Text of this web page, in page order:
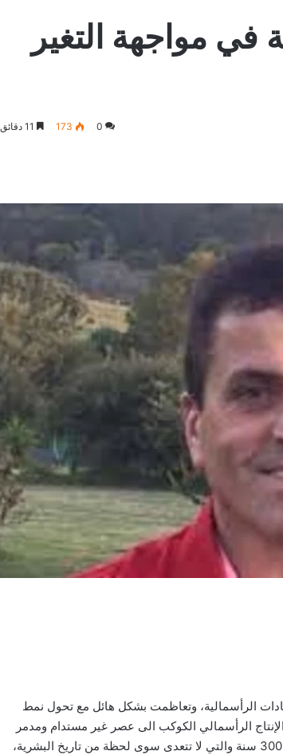
في مواجهة التغير
0
173
الرأسمالية، وتعاظمت بشكل هائل مع تحول نمط
الرأسمالي الكوكب الى عصر غير مستدام ومدمر
للغاية في فترة زمنية قصيرة جدا. لقد وصل الامر في غضون 300 سنة والتي لا تتعدى سوى لحظة من تاريخ البشرية،